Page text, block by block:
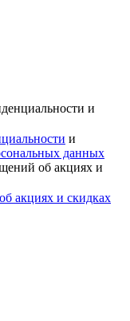
и
и
данных
об акциях и
акциях и скидках